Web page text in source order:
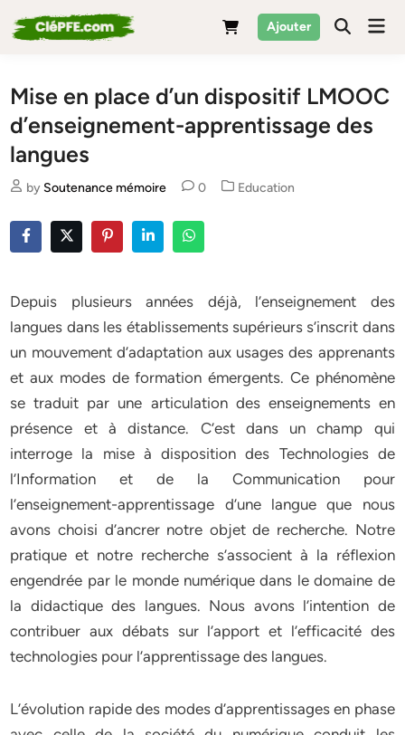
to
Ajouter
Mise en place d’un dispositif LMOOC
d’enseignement-apprentissage des
langues
by Soutenance mémoire 0
Posted
Education
Depuis plusieurs années déjà, l’enseignement des
langues dans les établissements supérieurs s’inscrit dans
un mouvement d’adaptation aux usages des apprenants
et aux modes de formation émergents. Ce phénomène
se traduit par une articulation des enseignements en
présence et à distance. C’est dans un champ qui
interroge la mise à disposition des Technologies de
l’Information et de la Communication pour
l’enseignement-apprentissage d’une langue que nous
avons choisi d’ancrer notre objet de recherche. Notre
pratique et notre recherche s’associent à la réflexion
engendrée par le monde numérique dans le domaine de
la didactique des langues. Nous avons l’intention de
contribuer aux débats sur l’apport et l’efficacité des
technologies pour l’apprentissage des langues.
L’évolution rapide des modes d’apprentissages en phase